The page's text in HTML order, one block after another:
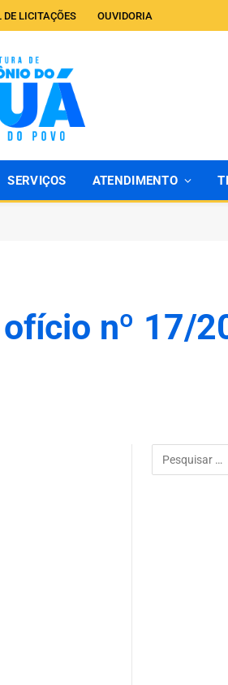
DE LICITAÇÕES OUVIDORIA
SERVIÇOS ATENDIMENTO
nº 17/